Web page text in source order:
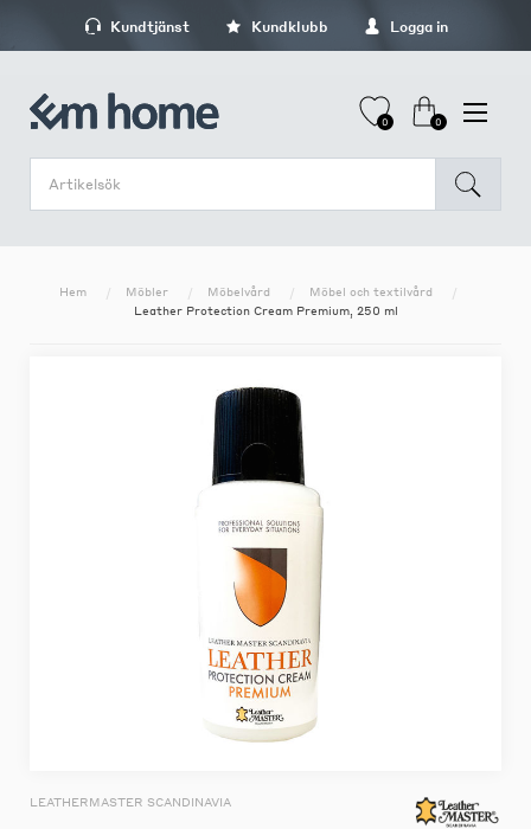
Kundtjänst Kundklubb Logga in
0 0
Hem Möbler Möbelvård
Möbel och textilvård
Leather Protection Cream Premium, 250 ml
LEATHERMASTER SCANDINAVIA